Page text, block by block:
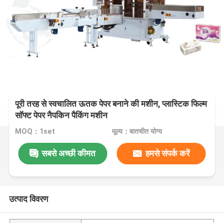
पूरी तरह से स्वचालित ऊतक पेपर बनाने की मशीन, प्लास्टिक फिल्म
सॉफ्ट पेपर नैपकिन पैकिंग मशीन
MOQ：1set मूल्य：बातचीत योग्य
सबसे अच्छी कीमत हमसे संपर्क करें
उत्पाद विवरण